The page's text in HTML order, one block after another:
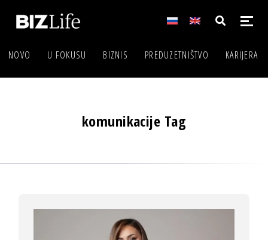
NOVO U FOKUSU BIZNIS PREDUZETNIŠTVO KARIJERA
komunikacije Tag